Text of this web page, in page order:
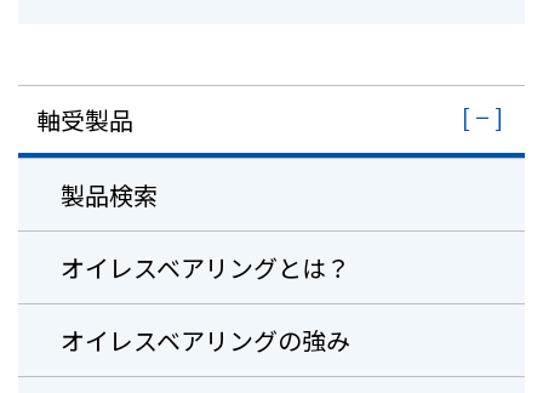
軸受製品
製品検索
オイレスベアリングとは？
オイレスベアリングの強み